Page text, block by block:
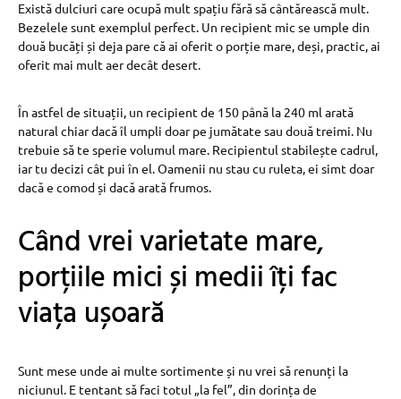
Există dulciuri care ocupă mult spațiu fără să cântărească mult.
Bezelele sunt exemplul perfect. Un recipient mic se umple din
două bucăți și deja pare că ai oferit o porție mare, deși, practic, ai
oferit mai mult aer decât desert.
În astfel de situații, un recipient de 150 până la 240 ml arată
natural chiar dacă îl umpli doar pe jumătate sau două treimi. Nu
trebuie să te sperie volumul mare. Recipientul stabilește cadrul,
iar tu decizi cât pui în el. Oamenii nu stau cu ruleta, ei simt doar
dacă e comod și dacă arată frumos.
Când vrei varietate mare,
porțiile mici și medii îți fac
viața ușoară
Sunt mese unde ai multe sortimente și nu vrei să renunți la
niciunul. E tentant să faci totul „la fel”, din dorința de